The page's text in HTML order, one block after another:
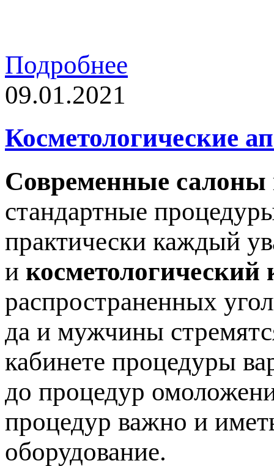
Подробнее
09.01.2021
Косметологические
Современные салоны
стандартные
практически каждый
и косметологический
распространенных
да и мужчины
кабинете процедуры
до процедур
процедур важно и
оборудование.